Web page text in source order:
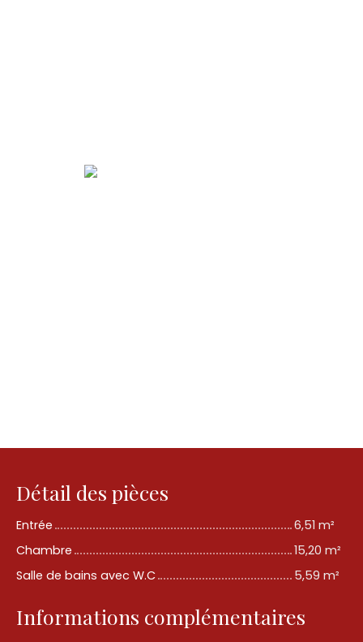
Détail des pièces
Entrée
6,51 m²
Chambre
15,20 m²
Salle de bains avec W.C
5,59 m²
Informations complémentaires